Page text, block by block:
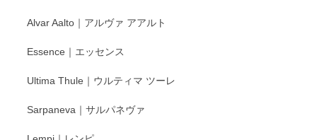
Alvar Aalto｜アルヴァ アアルト
Essence｜エッセンス
Ultima Thule｜ウルティマ ツーレ
Sarpaneva｜サルパネヴァ